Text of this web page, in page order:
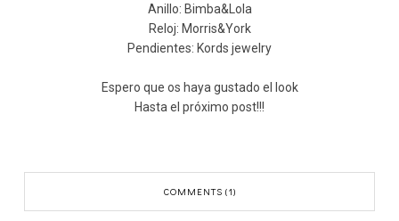
Anillo: Bimba&Lola
Reloj: Morris&York
Pendientes: Kords jewelry
Espero que os haya gustado el look
Hasta el próximo post!!!
COMMENTS (1)